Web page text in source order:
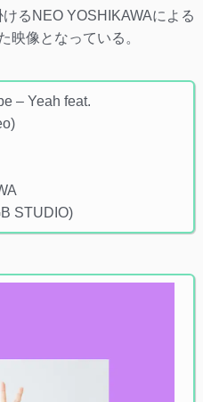
るNEO YOSHIKAWAによる
映像となっている。
– Yeah feat.
STUDIO)